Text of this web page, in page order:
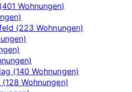
Wohnungen)
(223 Wohnungen)
(140 Wohnungen)
Wohnungen)